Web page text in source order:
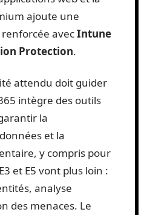
ajoute une
avecIntune
Protection.
attendu doit guider
intègre des outils
la
et la
y compris pour
et E5 vont plus loin :
analyse
des menaces. Le